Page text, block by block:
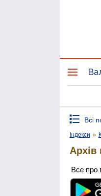
Всі
Індекси »
Архів
Все про